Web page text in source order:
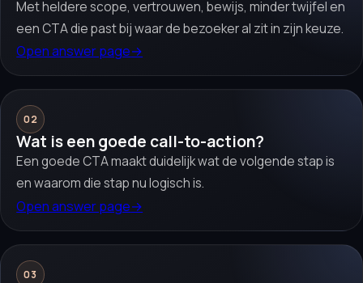
Met heldere scope, vertrouwen, bewijs, minder twijfel en
een CTA die past bij waar de bezoeker al zit in zijn keuze.
Open answer page→
02
Wat is een goede call-to-action?
Een goede CTA maakt duidelijk wat de volgende stap is
en waarom die stap nu logisch is.
Open answer page→
03